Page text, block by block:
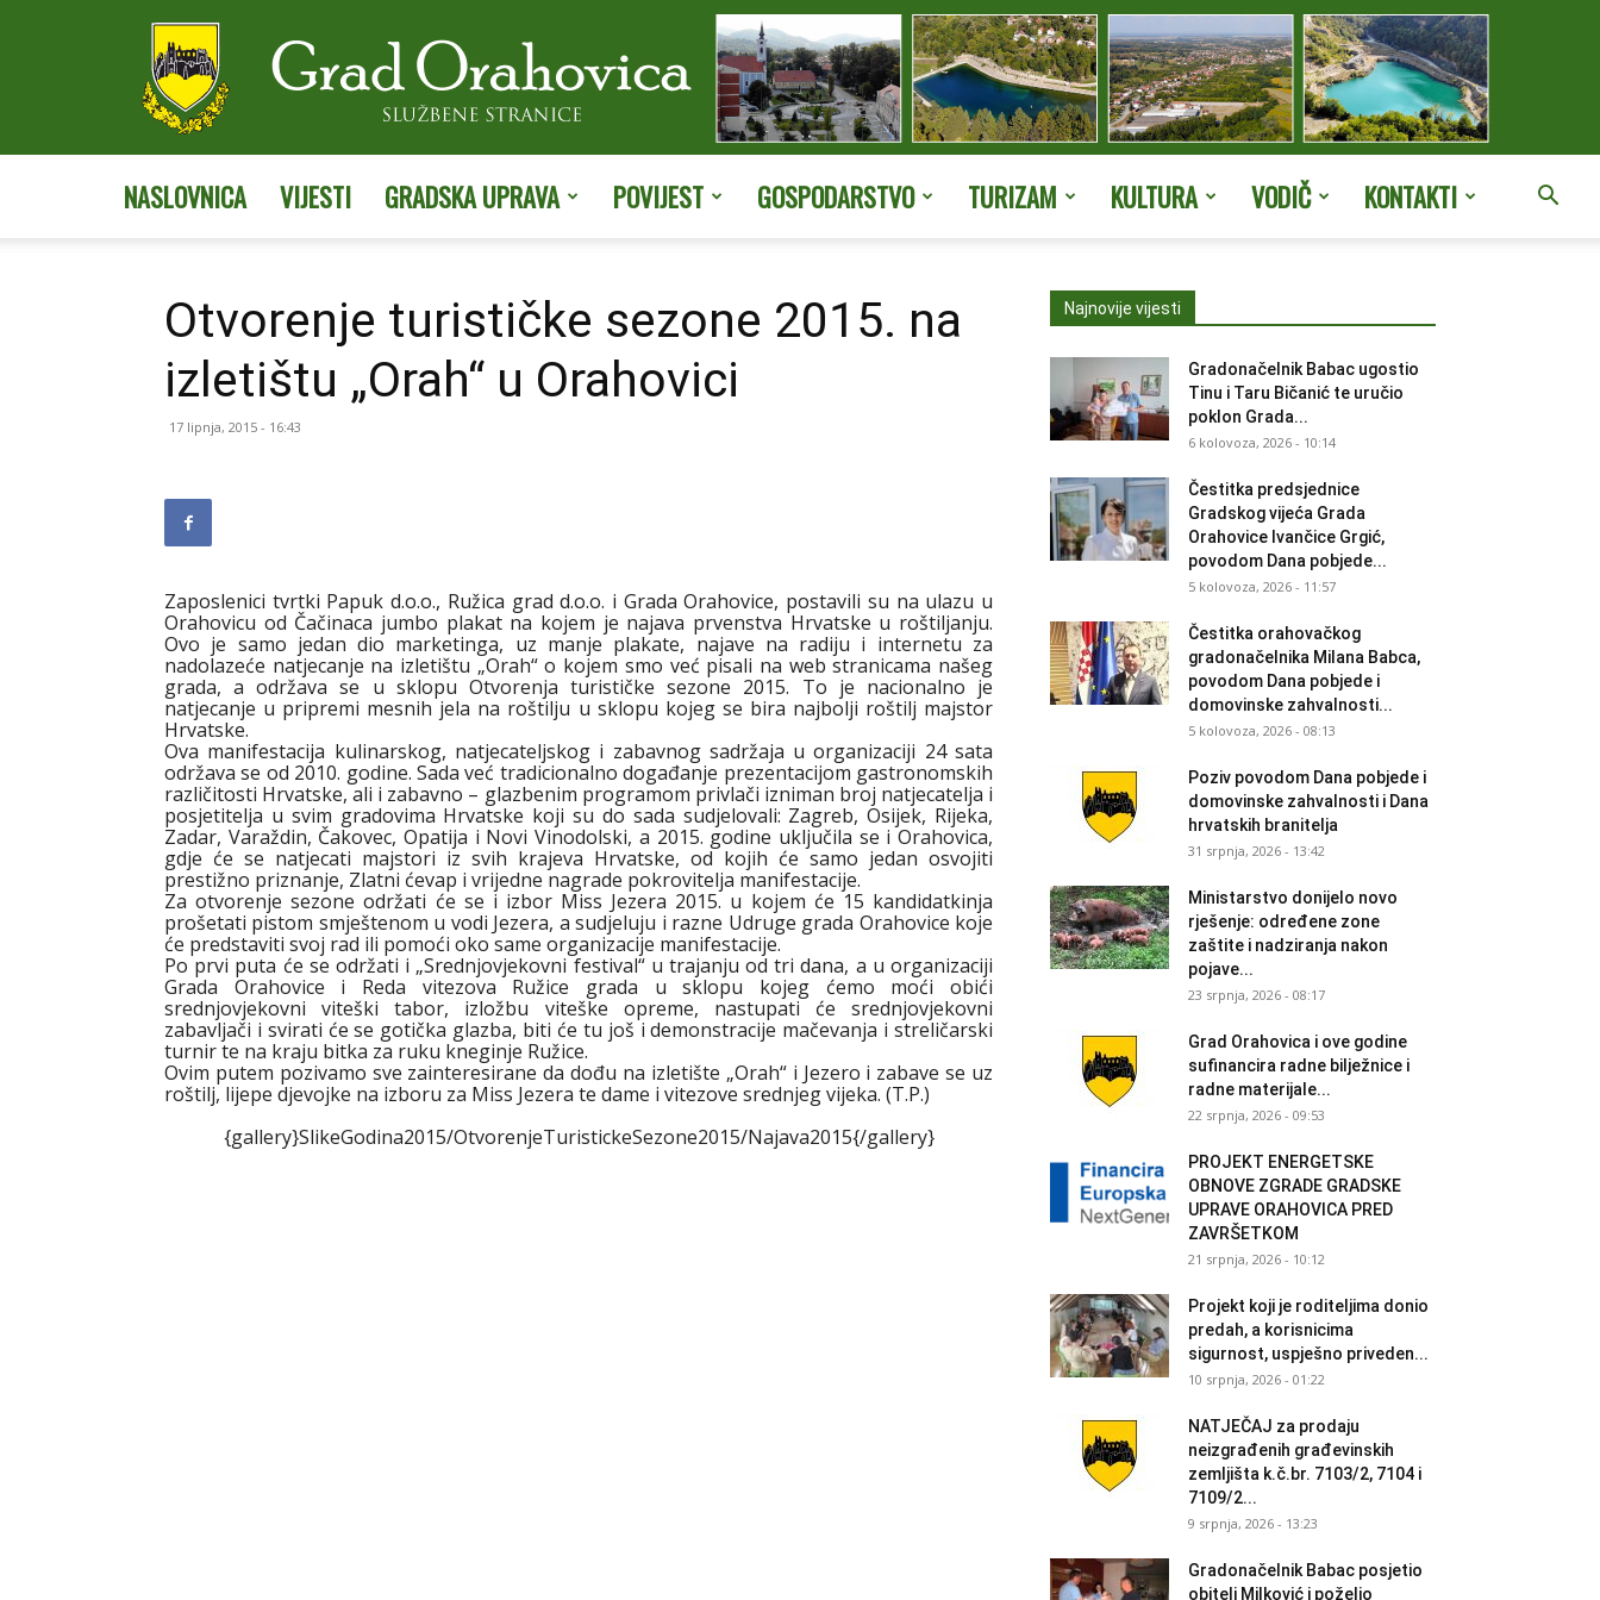
Orahovice
NASLOVNICA VIJESTI GRADSKA UPRAVA POVIJEST GOSPODARSTVO TURIZAM KULTURA VODIČ KONTAKTI
Otvorenje turističke sezone 2015. na
izletištu „Orah“ u Orahovici
17 lipnja, 2015 - 16:43
Zaposlenici tvrtki Papuk d.o.o., Ružica grad d.o.o. i Grada Orahovice, postavili su na ulazu u
Orahovicu od Čačinaca jumbo plakat na kojem je najava prvenstva Hrvatske u roštiljanju.
Ovo je samo jedan dio marketinga, uz manje plakate, najave na radiju i internetu za
nadolazeće natjecanje na izletištu „Orah“ o kojem smo već pisali na web stranicama našeg
grada, a održava se u sklopu Otvorenja turističke sezone 2015. To je nacionalno je
natjecanje u pripremi mesnih jela na roštilju u sklopu kojeg se bira najbolji roštilj majstor
Hrvatske.
Ova manifestacija kulinarskog, natjecateljskog i zabavnog sadržaja u organizaciji 24 sata
održava se od 2010. godine. Sada već tradicionalno događanje prezentacijom gastronomskih
različitosti Hrvatske, ali i zabavno – glazbenim programom privlači izniman broj natjecatelja i
posjetitelja u svim gradovima Hrvatske koji su do sada sudjelovali: Zagreb, Osijek, Rijeka,
Zadar, Varaždin, Čakovec, Opatija i Novi Vinodolski, a 2015. godine uključila se i Orahovica,
gdje će se natjecati majstori iz svih krajeva Hrvatske, od kojih će samo jedan osvojiti
prestižno priznanje, Zlatni ćevap i vrijedne nagrade pokrovitelja manifestacije.
Za otvorenje sezone održati će se i izbor Miss Jezera 2015. u kojem će 15 kandidatkinja
prošetati pistom smještenom u vodi Jezera, a sudjeluju i razne Udruge grada Orahovice koje
će predstaviti svoj rad ili pomoći oko same organizacije manifestacije.
Po prvi puta će se održati i „Srednjovjekovni festival“ u trajanju od tri dana, a u organizaciji
Grada Orahovice i Reda vitezova Ružice grada u sklopu kojeg ćemo moći obići
srednjovjekovni viteški tabor, izložbu viteške opreme, nastupati će srednjovjekovni
zabavljači i svirati će se gotička glazba, biti će tu još i demonstracije mačevanja i streličarski
turnir te na kraju bitka za ruku kneginje Ružice.
Ovim putem pozivamo sve zainteresirane da dođu na izletište „Orah“ i Jezero i zabave se uz
roštilj, lijepe djevojke na izboru za Miss Jezera te dame i vitezove srednjeg vijeka. (T.P.)
{gallery}SlikeGodina2015/OtvorenjeTuristickeSezone2015/Najava2015{/gallery}
Najnovije vijesti
Gradonačelnik Babac ugostio
Tinu i Taru Bičanić te uručio
poklon Grada...
6 kolovoza, 2026 - 10:14
Čestitka predsjednice
Gradskog vijeća Grada
Orahovice Ivančice Grgić,
povodom Dana pobjede...
5 kolovoza, 2026 - 11:57
Čestitka orahovačkog
gradonačelnika Milana Babca,
povodom Dana pobjede i
domovinske zahvalnosti...
5 kolovoza, 2026 - 08:13
Poziv povodom Dana pobjede i
domovinske zahvalnosti i Dana
hrvatskih branitelja
31 srpnja, 2026 - 13:42
Ministarstvo donijelo novo
rješenje: određene zone
zaštite i nadziranja nakon
pojave...
23 srpnja, 2026 - 08:17
Grad Orahovica i ove godine
sufinancira radne bilježnice i
radne materijale...
22 srpnja, 2026 - 09:53
PROJEKT ENERGETSKE
OBNOVE ZGRADE GRADSKE
UPRAVE ORAHOVICA PRED
ZAVRŠETKOM
21 srpnja, 2026 - 10:12
Projekt koji je roditeljima donio
predah, a korisnicima
sigurnost, uspješno priveden...
10 srpnja, 2026 - 01:22
NATJEČAJ za prodaju
neizgrađenih građevinskih
zemljišta k.č.br. 7103/2, 7104 i
7109/2...
9 srpnja, 2026 - 13:23
Gradonačelnik Babac posjetio
obitelj Milković i poželio